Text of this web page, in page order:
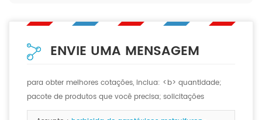
ENVIE UMA MENSAGEM
para obter melhores cotações, inclua: <b> quantidade;
pacote de produtos que você precisa; solicitações
especiais, se houver. <b>